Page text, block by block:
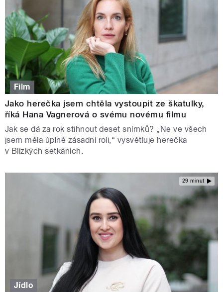
Film
Jako herečka jsem chtěla vystoupit ze škatulky,
říká Hana Vagnerová o svému novému filmu
Jak se dá za rok stihnout deset snímků? „Ne ve všech
jsem měla úplně zásadní roli,“ vysvětluje herečka
v Blízkých setkáních.
29 minut
Jídlo